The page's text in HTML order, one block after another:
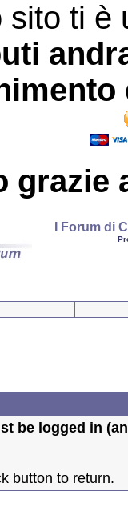
sito ti è
grazie
I Forum di
be logged in
button to return.